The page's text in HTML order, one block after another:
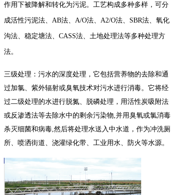
作用下被降解和转化为污泥。工艺构成多种多样，可分
成活性污泥法、AB法、A/O法、A2/O法、SBR法、氧化
沟法、稳定塘法、CASS法、土地处理法等多种处理方
法。
三级处理：污水的深度处理，它包括营养物的去除和通
过加氯、紫外辐射或臭氧技术对污水进行消毒。它将经
过二级处理的水进行脱氮、脱磷处理，用活性炭吸附法
或反渗透法等去除水中的剩余污染物,并用臭氧或氯消毒
杀灭细菌和病毒,然后将处理水送入中水道，作为冲洗厕
所、喷洒街道、浇灌绿化带、工业用水、防火等水源。